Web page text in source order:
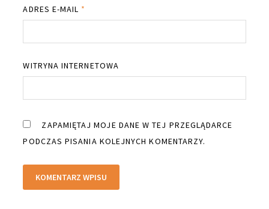
ADRES E-MAIL *
WITRYNA INTERNETOWA
ZAPAMIĘTAJ MOJE DANE W TEJ PRZEGLĄDARCE
PODCZAS PISANIA KOLEJNYCH KOMENTARZY.